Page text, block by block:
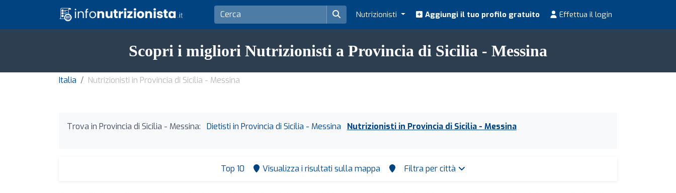
Nutrizionisti Aggiungi il tuo profilo gratuito Effettua il login
Scopri i migliori Nutrizionisti a Provincia di Sicilia - Messina
Italia Nutrizionisti in Provincia di Sicilia - Messina
Trova in Provincia di Sicilia - Messina: Dietisti in Provincia di Sicilia - Messina Nutrizionisti in Provincia di Sicilia - Messina
Top 10 Visualizza i risultati sulla mappa Filtra per città